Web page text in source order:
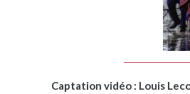
Captation vidéo : Louis